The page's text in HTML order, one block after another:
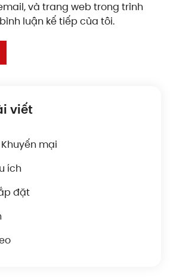
và trang web trong trình
luận kế tiếp của tôi.
viết
mại
ích
đặt